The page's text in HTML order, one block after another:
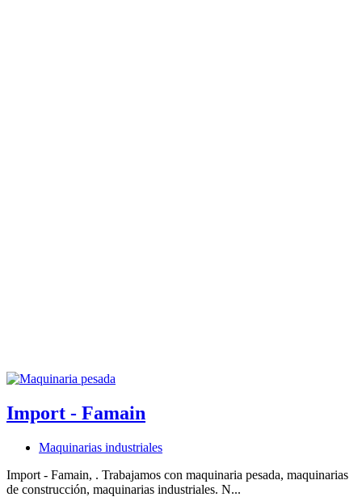
Import - Famain
Maquinarias industriales
Import - Famain, . Trabajamos con maquinaria pesada, maquinarias
de construcción, maquinarias industriales. N...